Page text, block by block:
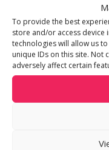
To provide the best
store and/or access device
technologies will allow us
unique IDs on this site. Not
adversely affect certain
fin septembre
« Les décisions
définition de
le type de
appartements,
bonnes car les